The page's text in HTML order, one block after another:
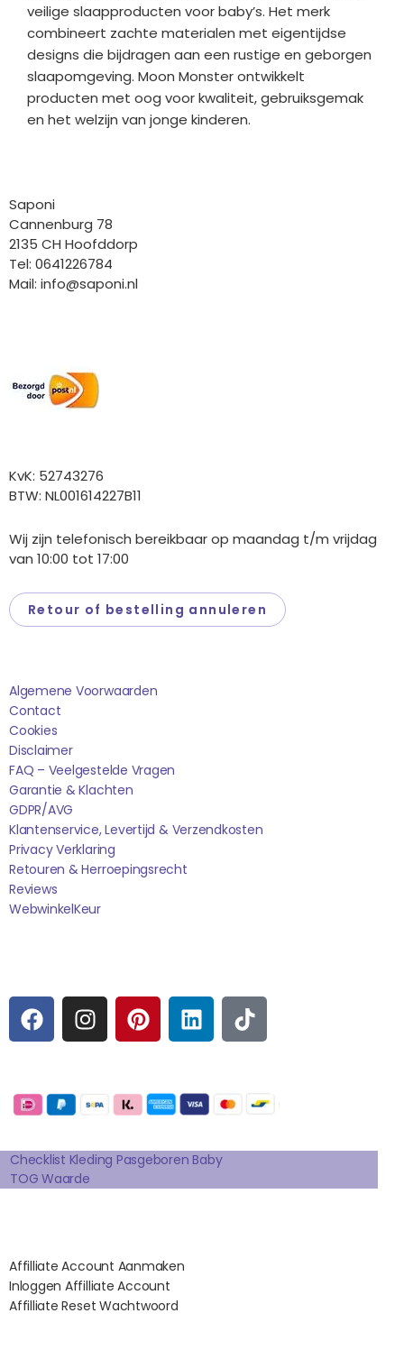
veilige slaapproducten voor baby’s. Het merk
combineert zachte materialen met eigentijdse
designs die bijdragen aan een rustige en geborgen
slaapomgeving. Moon Monster ontwikkelt
producten met oog voor kwaliteit, gebruiksgemak
en het welzijn van jonge kinderen.
Saponi
Cannenburg 78
2135 CH Hoofddorp
Tel: 0641226784
Mail: info@saponi.nl
KvK: 52743276
BTW: NL001614227B11
Wij zijn telefonisch bereikbaar op maandag t/m vrijdag
van 10:00 tot 17:00
Retour of bestelling annuleren
Algemene Voorwaarden
Contact
Cookies
Disclaimer
FAQ – Veelgestelde Vragen
Garantie & Klachten
GDPR/AVG
Klantenservice, Levertijd & Verzendkosten
Privacy Verklaring
Retouren & Herroepingsrecht
Reviews
WebwinkelKEur
F
A
C
B
O
O
K
I
N
S
A
R
A
M
P
I
N
E
R
E
S
T
L
I
N
E
D
I
N
T
I
K
O
K
Checklist Kleding Pasgeboren Baby
TOG Waarde
Affilliate Account Aanmaken
Inloggen Affilliate Account
Affilliate Reset Wachtwoord